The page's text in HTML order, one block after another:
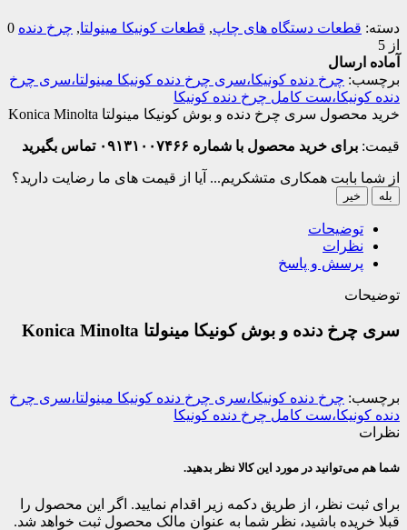
دسته: قطعات دستگاه های چاپ, قطعات کونیکا مینولتا, چرخ دنده 0
از 5
آماده ارسال
برچسب: چرخ دنده کونیکا،سری چرخ دنده کونیکا مینولتا،سری چرخ
دنده کونیکا،ست کامل چرخ دنده کونیکا
خرید محصول سری چرخ دنده و بوش کونیکا مینولتا Konica Minolta
قیمت: برای خرید محصول با شماره ۰۹۱۳۱۰۰۷۴۶۶ تماس بگیرید
از شما بابت همکاری متشکریم... آیا از قیمت های ما رضایت دارید؟
بله خیر
توضیحات
نظرات
پرسش و پاسخ
توضیحات
سری چرخ دنده و بوش کونیکا مینولتا Konica Minolta
برچسب: چرخ دنده کونیکا،سری چرخ دنده کونیکا مینولتا،سری چرخ
دنده کونیکا،ست کامل چرخ دنده کونیکا
نظرات
شما هم می‌توانید در مورد این کالا نظر بدهید.
برای ثبت نظر، از طریق دکمه زیر اقدام نمایید. اگر این محصول را
قبلا خریده باشید، نظر شما به عنوان مالک محصول ثبت خواهد شد.